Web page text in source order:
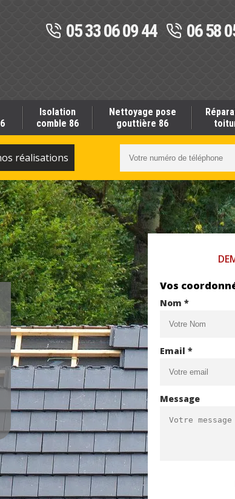
05 33 06 09 44 06 58
Isolation
comble 86
Nettoyage pose
gouttière 86
réalisations
Vos
Nom *
Email *
Message